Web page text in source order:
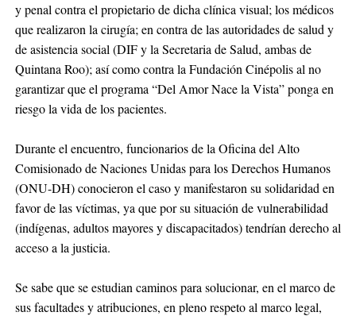
y penal contra el propietario de dicha clínica visual; los médicos
que realizaron la cirugía; en contra de las autoridades de salud y
de asistencia social (DIF y la Secretaria de Salud, ambas de
Quintana Roo); así como contra la Fundación Cinépolis al no
garantizar que el programa “Del Amor Nace la Vista” ponga en
riesgo la vida de los pacientes.
Durante el encuentro, funcionarios de la Oficina del Alto
Comisionado de Naciones Unidas para los Derechos Humanos
(ONU-DH) conocieron el caso y manifestaron su solidaridad en
favor de las víctimas, ya que por su situación de vulnerabilidad
(indígenas, adultos mayores y discapacitados) tendrían derecho al
acceso a la justicia.
Se sabe que se estudian caminos para solucionar, en el marco de
sus facultades y atribuciones, en pleno respeto al marco legal,